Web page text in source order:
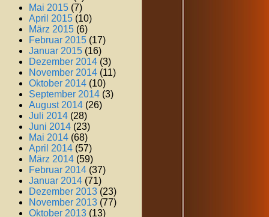
Mai 2015 (7)
April 2015 (10)
März 2015 (6)
Februar 2015 (17)
Januar 2015 (16)
Dezember 2014 (3)
November 2014 (11)
Oktober 2014 (10)
September 2014 (3)
August 2014 (26)
Juli 2014 (28)
Juni 2014 (23)
Mai 2014 (68)
April 2014 (57)
März 2014 (59)
Februar 2014 (37)
Januar 2014 (71)
Dezember 2013 (23)
November 2013 (77)
Oktober 2013 (13)